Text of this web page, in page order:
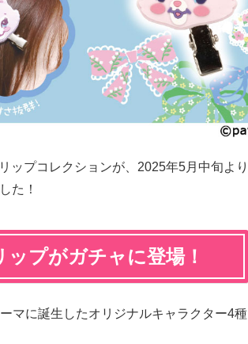
ップコレクションが、2025年5月中旬より
た！
ップがガチャに登場！
マに誕生したオリジナルキャラクター4種